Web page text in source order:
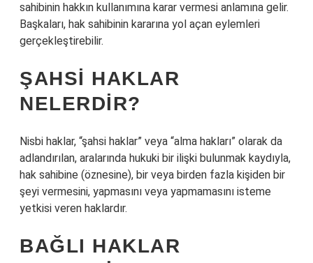
sahibinin hakkın kullanımına karar vermesi anlamına gelir.
Başkaları, hak sahibinin kararına yol açan eylemleri
gerçekleştirebilir.
ŞAHSI HAKLAR
NELERDIR?
Nisbi haklar, “şahsi haklar” veya “alma hakları” olarak da
adlandırılan, aralarında hukuki bir ilişki bulunmak kaydıyla,
hak sahibine (öznesine), bir veya birden fazla kişiden bir
şeyi vermesini, yapmasını veya yapmamasını isteme
yetkisi veren haklardır.
BAĞLI HAKLAR